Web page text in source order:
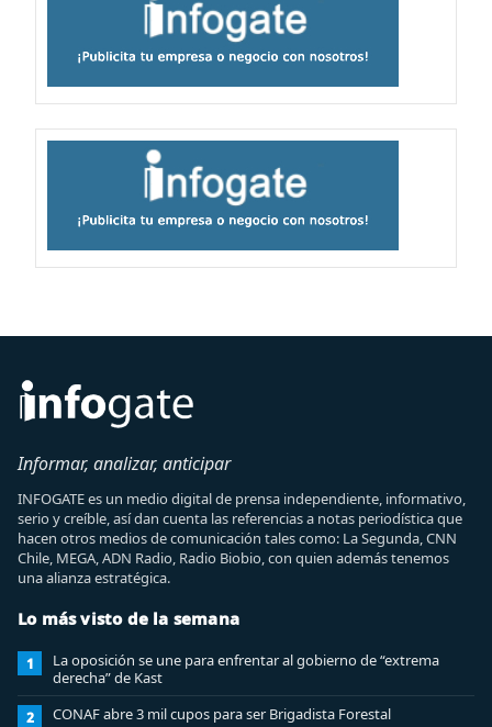
Informar, analizar, anticipar
INFOGATE es un medio digital de prensa independiente, informativo,
serio y creíble, así dan cuenta las referencias a notas periodística que
hacen otros medios de comunicación tales como: La Segunda, CNN
Chile, MEGA, ADN Radio, Radio Biobio, con quien además tenemos
una alianza estratégica.
Lo más visto de la semana
1
La oposición se une para enfrentar al gobierno de “extrema
derecha” de Kast
2 CONAF abre 3 mil cupos para ser Brigadista Forestal